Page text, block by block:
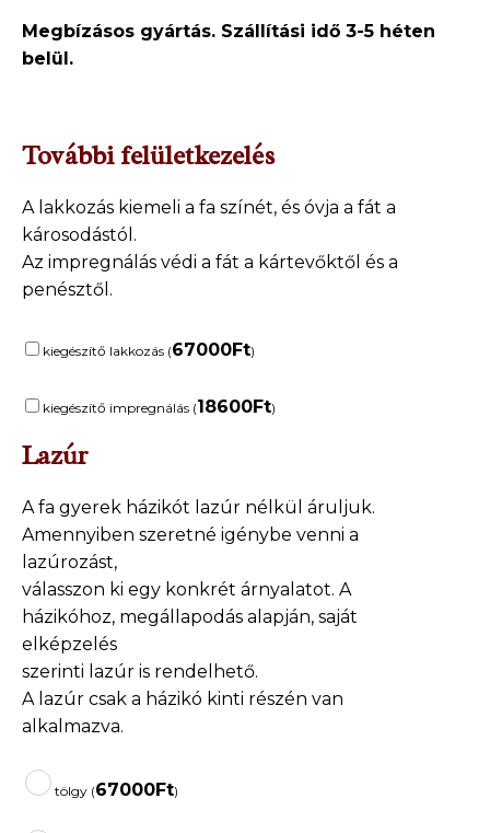
Megbízásos gyártás. Szállítási idő 3-5 héten
belül.
További felületkezelés
A lakkozás kiemeli a fa színét, és óvja a fát a
károsodástól.
Az impregnálás védi a fát a kártevőktől és a
penésztől.
kiegészítő lakkozás (67000Ft)
kiegészítő impregnálás (18600Ft)
Lazúr
A fa gyerek házikót lazúr nélkül áruljuk.
Amennyiben szeretné igénybe venni a
lazúrozást,
válasszon ki egy konkrét árnyalatot. A
házikóhoz, megállapodás alapján, saját
elképzelés
szerinti lazúr is rendelhető.
A lazúr csak a házikó kinti részén van
alkalmazva.
tölgy (67000Ft)